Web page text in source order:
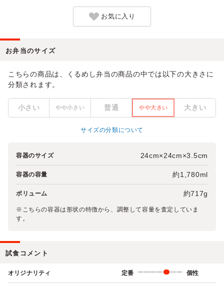
お気に入り
お弁当のサイズ
こちらの商品は、くるめし弁当の商品の中では以下の大きさに
分類されます。
小さい やや小さい 普通 やや大きい 大きい
サイズの分類について
容器のサイズ 24cm×24cm×3.5cm
容器の容量 約1,780ml
ボリューム 約717g
※こちらの容器は形状の特徴から、調整して容量を査定していま
す。
試食コメント
オリジナリティ 定番 個性